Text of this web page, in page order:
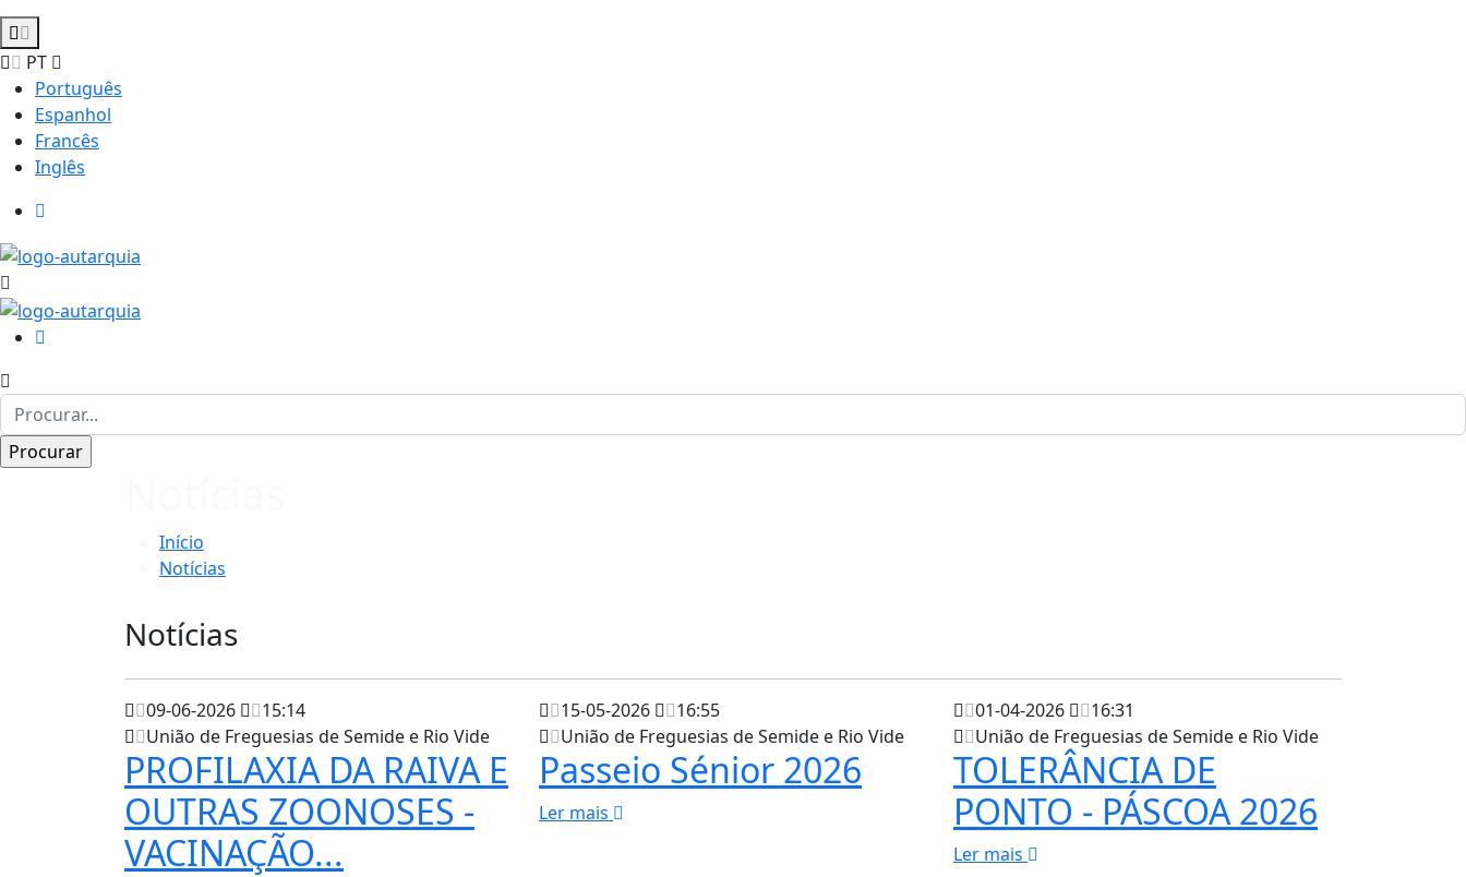
PT
Português
Espanhol
Francês
Inglês
Início
Notícias
Notícias
09-06-2026
15:14
União de Freguesias de Semide e Rio Vide
PROFILAXIA DA RAIVA E
OUTRAS ZOONOSES -
VACINAÇÃO...
15-05-2026
16:55
União de Freguesias de Semide e Rio Vide
Passeio Sénior 2026
Ler mais
01-04-2026
16:31
União de Freguesias de Semide e Rio Vide
TOLERÂNCIA DE
PONTO - PÁSCOA 2026
Ler mais